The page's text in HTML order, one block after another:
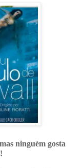
ninguém gosta